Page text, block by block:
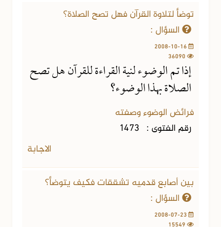
توضأ لتلاوة القرآن فهل تصح الصلاة؟
السؤال :
إذا تم الوضوء لنية القراءة للقرآن هل تصح
الصلاة بهذا الوضوء؟
فرائض الوضوء وصفته
رقم الفتوى : 1473
الاجابة
بين أصابع قدميه تشققات فكيف يتوضأ؟
السؤال :